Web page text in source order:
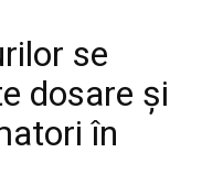
se
dosare și
în